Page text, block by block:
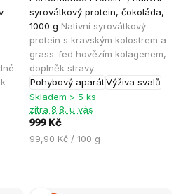
syrovátkový protein, čokoláda,
1000 g Nativní syrovátkový
protein s kravským kolostrem a
grass-fed hovězím kolagenem,
doplněk stravy
Pohybový aparátVýživa svalů
hodnocení
produktu
je
4,8
z
5
hvězdiček.
Skladem > 5 ks
zítra 8.8. u vás
999 Kč
Měrná
99,90 Kč / 100 g